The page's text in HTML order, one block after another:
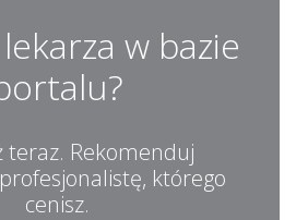
w bazie
teraz. Rekomenduj
którego
cenisz.